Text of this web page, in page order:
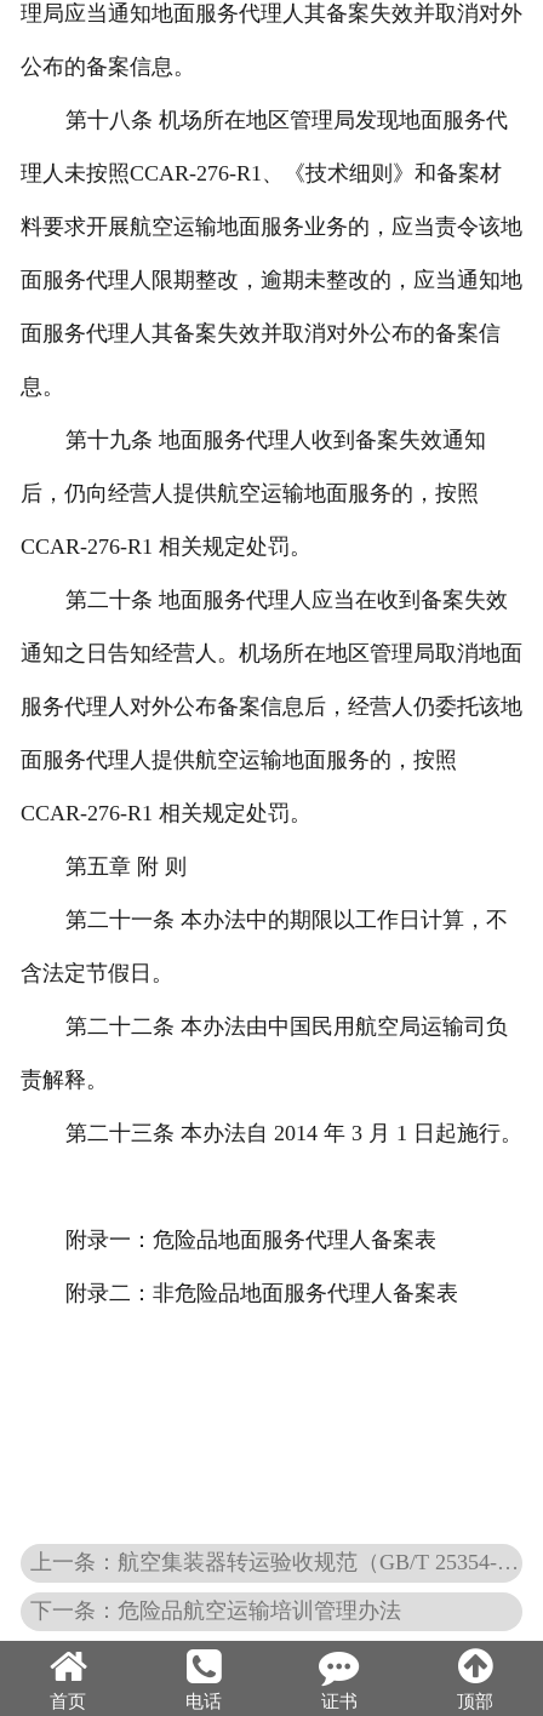
理局应当通知地面服务代理人其备案失效并取消对外
公布的备案信息。
第十八条 机场所在地区管理局发现地面服务代
理人未按照CCAR-276-R1、《技术细则》和备案材
料要求开展航空运输地面服务业务的，应当责令该地
面服务代理人限期整改，逾期未整改的，应当通知地
面服务代理人其备案失效并取消对外公布的备案信
息。
第十九条 地面服务代理人收到备案失效通知
后，仍向经营人提供航空运输地面服务的，按照
CCAR-276-R1 相关规定处罚。
第二十条 地面服务代理人应当在收到备案失效
通知之日告知经营人。机场所在地区管理局取消地面
服务代理人对外公布备案信息后，经营人仍委托该地
面服务代理人提供航空运输地面服务的，按照
CCAR-276-R1 相关规定处罚。
第五章 附 则
第二十一条 本办法中的期限以工作日计算，不
含法定节假日。
第二十二条 本办法由中国民用航空局运输司负
责解释。
第二十三条 本办法自 2014 年 3 月 1 日起施行。
附录一：危险品地面服务代理人备案表
附录二：非危险品地面服务代理人备案表
上一条：航空集装器转运验收规范（GB/T 25354-2010）
下一条：危险品航空运输培训管理办法
首页 电话 证书 顶部